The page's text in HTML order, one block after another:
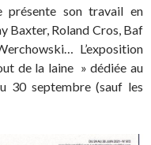
présente son travail en
Baxter, Roland Cros, Baf
L’exposition
de la laine » dédiée au
30 septembre (sauf les